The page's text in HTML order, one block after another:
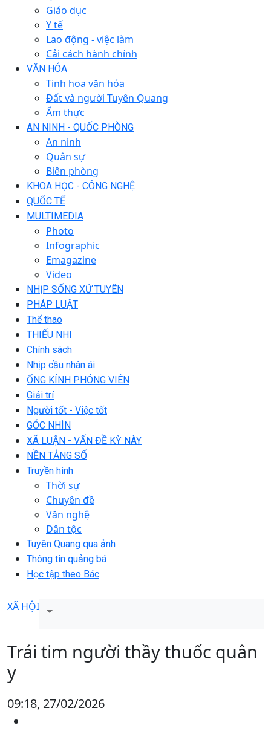
Giáo dục
Y tế
Lao động - việc làm
Cải cách hành chính
VĂN HÓA
Tinh hoa văn hóa
Đất và người Tuyên Quang
Ẩm thực
AN NINH - QUỐC PHÒNG
An ninh
Quân sự
Biên phòng
KHOA HỌC - CÔNG NGHỆ
QUỐC TẾ
MULTIMEDIA
Photo
Infographic
Emagazine
Video
NHỊP SỐNG XỨ TUYÊN
PHÁP LUẬT
Thể thao
THIẾU NHI
Chính sách
Nhịp cầu nhân ái
ỐNG KÍNH PHÓNG VIÊN
Giải trí
Người tốt - Việc tốt
GÓC NHÌN
XÃ LUẬN - VẤN ĐỀ KỲ NÀY
NỀN TẢNG SỐ
Truyền hình
Thời sự
Chuyên đề
Văn nghệ
Dân tộc
Tuyên Quang qua ảnh
Thông tin quảng bá
Học tập theo Bác
XÃ HỘI
Trái tim người thầy thuốc quân
y
09:18, 27/02/2026